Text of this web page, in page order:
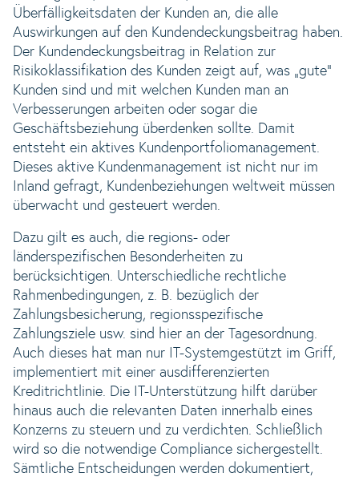
Überfälligkeitsdaten der Kunden an, die alle
Auswirkungen auf den Kundendeckungsbeitrag haben.
Der Kundendeckungsbeitrag in Relation zur
Risikoklassifikation des Kunden zeigt auf, was „gute“
Kunden sind und mit welchen Kunden man an
Verbesserungen arbeiten oder sogar die
Geschäftsbeziehung überdenken sollte. Damit
entsteht ein aktives Kundenportfoliomanagement.
Dieses aktive Kundenmanagement ist nicht nur im
Inland gefragt, Kundenbeziehungen weltweit müssen
überwacht und gesteuert werden.
Dazu gilt es auch, die regions- oder
länderspezifischen Besonderheiten zu
berücksichtigen. Unterschiedliche rechtliche
Rahmenbedingungen, z. B. bezüglich der
Zahlungsbesicherung, regionsspezifische
Zahlungsziele usw. sind hier an der Tagesordnung.
Auch dieses hat man nur IT-Systemgestützt im Griff,
implementiert mit einer ausdifferenzierten
Kreditrichtlinie. Die IT-Unterstützung hilft darüber
hinaus auch die relevanten Daten innerhalb eines
Konzerns zu steuern und zu verdichten. Schließlich
wird so die notwendige Compliance sichergestellt.
Sämtliche Entscheidungen werden dokumentiert,